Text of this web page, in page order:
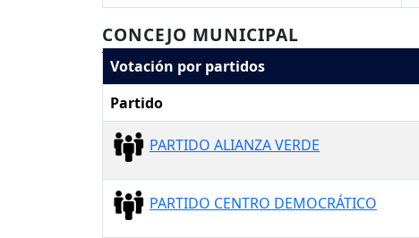
CONCEJO MUNICIPAL
Votación por partidos
Partido
PARTIDO ALIANZA VERDE
PARTIDO CENTRO DEMOCRÁTICO